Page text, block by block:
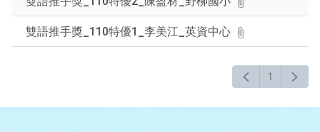
雙語推手獎_110特優1_李美江_英資中心
1